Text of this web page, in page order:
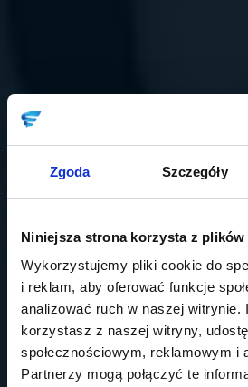
Zgoda Szczegóły
Niniejsza strona korzysta z plików
Wykorzystujemy pliki cookie do
i reklam, aby oferować funkcje
analizować ruch w naszej witrynie.
korzystasz z naszej witryny,
społecznościowym, reklamowym i
Partnerzy mogą połączyć te